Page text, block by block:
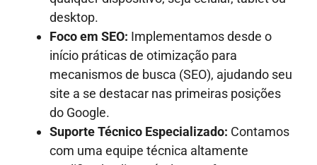
desktop.
Foco em SEO: Implementamos desde o
início práticas de otimização para
mecanismos de busca (SEO), ajudando seu
site a se destacar nas primeiras posições
do Google.
Suporte Técnico Especializado: Contamos
com uma equipe técnica altamente